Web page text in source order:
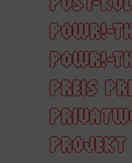
POWR!-
POWR!-
PREIS
PROJEKT